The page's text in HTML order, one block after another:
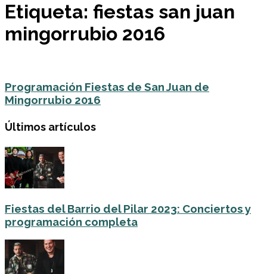
Etiqueta: fiestas san juan
mingorrubio 2016
Programación Fiestas de San Juan de
Mingorrubio 2016
Últimos artículos
Fiestas del Barrio del Pilar 2023: Conciertos y
programación completa